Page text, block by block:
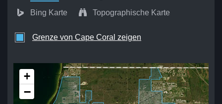
Bing Karte Topographische Karte
Grenze von Cape Coral zeigen
+
−